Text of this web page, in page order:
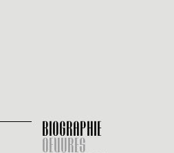
BIOGRAPHIE
OEUVRES